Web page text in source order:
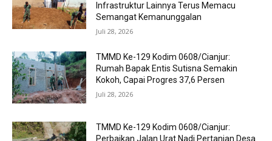
Infrastruktur Lainnya Terus Memacu
Semangat Kemanunggalan
Juli 28, 2026
TMMD Ke-129 Kodim 0608/Cianjur:
Rumah Bapak Entis Sutisna Semakin
Kokoh, Capai Progres 37,6 Persen
Juli 28, 2026
TMMD Ke-129 Kodim 0608/Cianjur:
Perbaikan Jalan Urat Nadi Pertanian Desa